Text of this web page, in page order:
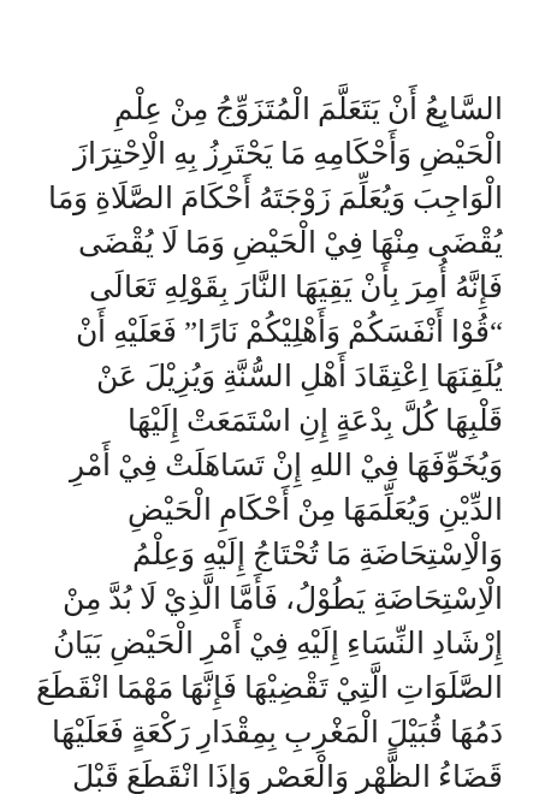
السَّابِعُ أَنْ يَتَعَلَّمَ الْمُتَزَوِّجُ مِنْ عِلْمِ
الْحَيْضِ وَأَحْكَامِهِ مَا يَحْتَرِزُ بِهِ الْاِحْتِرَازَ
الْوَاجِبَ وَيُعَلِّمَ زَوْجَتَهُ أَحْكَامَ الصَّلَاةِ وَمَا
يُقْضَى مِنْهَا فِيْ الْحَيْضِ وَمَا لَا يُقْضَى
فَإِنَّهُ أُمِرَ بِأَنْ يَقِيَهَا النَّارَ بِقَوْلِهِ تَعَالَى
“قُوْا أَنْفَسَكُمْ وَأَهْلِيْكُمْ نَارًا” فَعَلَيْهِ أَنْ
يُلَقِنَهَا اِعْتِقَادَ أَهْلِ السُّنَّةِ وَيُزِيْلَ عَنْ
قَلْبِهَا كُلَّ بِدْعَةٍ إِنِ اسْتَمَعَتْ إِلَيْهَا
وَيُخَوِّفَهَا فِيْ اللهِ إِنْ تَسَاهَلَتْ فِيْ أَمْرِ
الدِّيْنِ وَيُعَلِّمَهَا مِنْ أَحْكَامِ الْحَيْضِ
وَالْاِسْتِحَاضَةِ مَا تُحْتَاجُ إِلَيْهِ وَعِلْمُ
الْاِسْتِحَاضَةِ يَطُوْلُ، فَأَمَّا الَّذِيْ لَا بُدَّ مِنْ
إِرْشَادِ النِّسَاءِ إِلَيْهِ فِيْ أَمْرِ الْحَيْضِ بَيَانُ
الصَّلَوَاتِ الَّتِيْ تَقْضِيْهَا فَإِنَّهَا مَهْمَا انْقَطَعَ
دَمُهَا قُبَيْلَ الْمَغْرِبِ بِمِقْدَارِ رَكْعَةٍ فَعَلَيْهَا
قَضَاءُ الظًّهْرِ وَالْعَصْرِ وَإِذَا انْقَطَعَ قَبْلَ